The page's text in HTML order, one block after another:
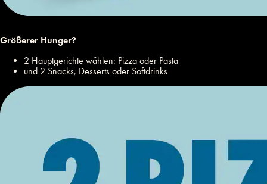
Größerer Hunger?
2 Hauptgerichte wählen: Pizza oder Pasta
und 2 Snacks, Desserts oder Softdrinks